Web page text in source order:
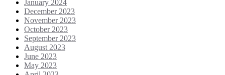
January 2024
December 2023
November 2023
October 2023
September 2023
August 2023
June 2023
May 2023